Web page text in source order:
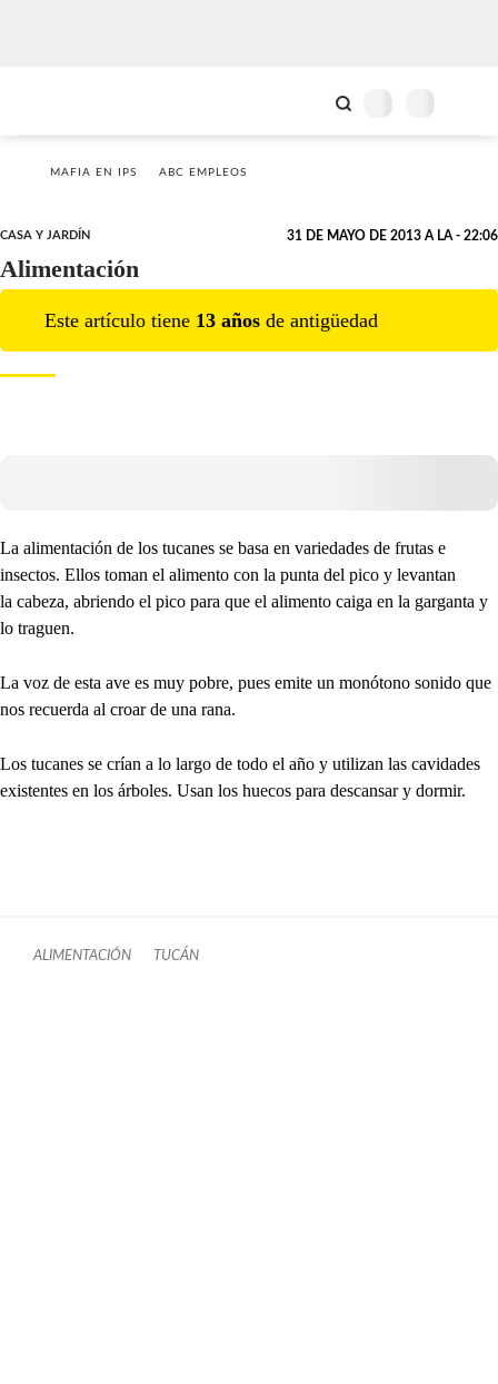
MAFIA EN IPS ABC EMPLEOS
CASA Y JARDÍN 31 DE MAYO DE 2013 A LA - 22:06
Alimentación
Este artículo tiene 13 años de antigüedad
La alimentación de los tucanes se basa en variedades de frutas e
insectos. Ellos toman el alimento con la punta del pico y levantan
la cabeza, abriendo el pico para que el alimento caiga en la garganta y
lo traguen.
La voz de esta ave es muy pobre, pues emite un monótono sonido que
nos recuerda al croar de una rana.
Los tucanes se crían a lo largo de todo el año y utilizan las cavidades
existentes en los árboles. Usan los huecos para descansar y dormir.
ALIMENTACIÓN TUCÁN